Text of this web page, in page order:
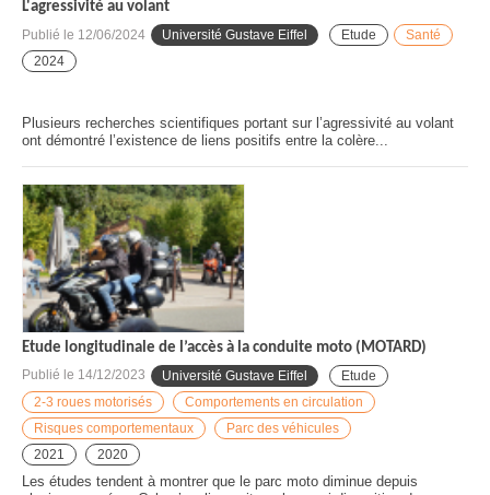
L'agressivité au volant
Publié le 12/06/2024 Université Gustave Eiffel Etude
Santé
2024
Plusieurs recherches scientifiques portant sur l’agressivité au volant
ont démontré l’existence de liens positifs entre la colère...
Etude longitudinale de l’accès à la conduite moto (MOTARD)
Publié le 14/12/2023 Université Gustave Eiffel
Etude
2-3 roues motorisés
Comportements en circulation
Risques comportementaux
Parc des véhicules
2021
2020
Les études tendent à montrer que le parc moto diminue depuis